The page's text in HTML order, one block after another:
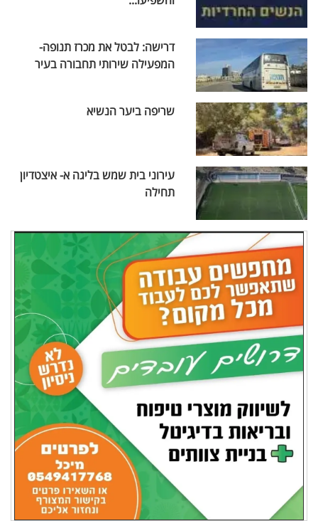
דרישה: לבטל את מכרז תנופה-
המפעילה שירותי תחבורה בעיר
שריפה ביער הנשיא
עירוני בית שמש בליגה א- איצטדיון
תחילה